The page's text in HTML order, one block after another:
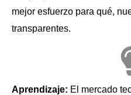
mejor esfuerzo para qué,
transparentes.
Aprendizaje: El mercado